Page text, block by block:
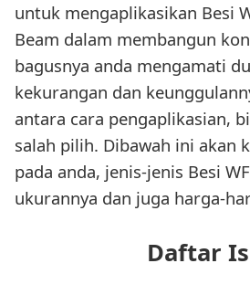
untuk mengaplikasikan Besi
Beam dalam membangun
bagusnya anda mengamati
kekurangan dan
antara cara pengaplikasian,
salah pilih. Dibawah ini akan
pada anda, jenis-jenis Besi
ukurannya dan juga harga-
Daftar